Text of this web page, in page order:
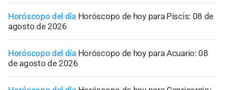
Horóscopo del día Horóscopo de hoy para Piscis: 08 de
agosto de 2026
Horóscopo del día Horóscopo de hoy para Acuario: 08
de agosto de 2026